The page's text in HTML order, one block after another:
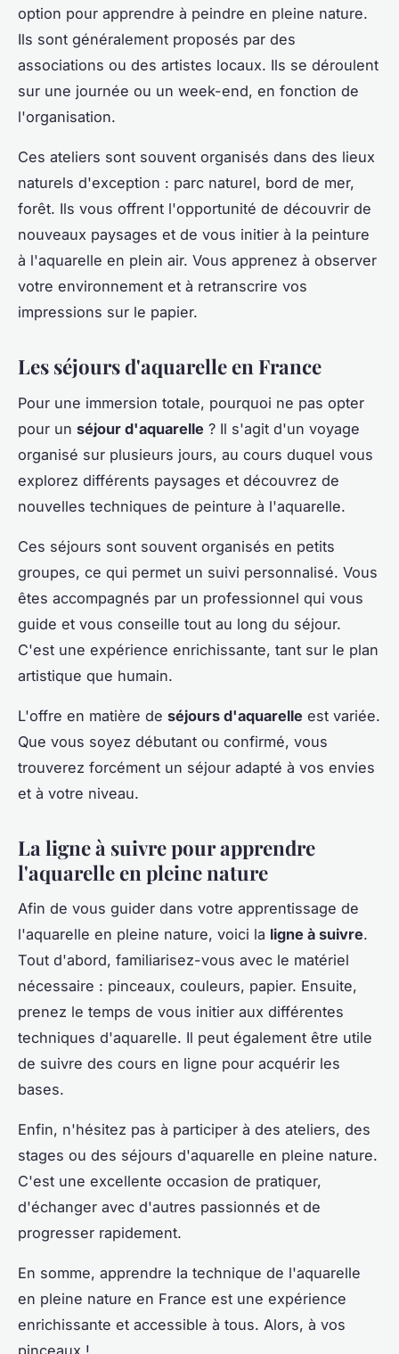
option pour apprendre à peindre en pleine nature.
Ils sont généralement proposés par des
associations ou des artistes locaux. Ils se déroulent
sur une journée ou un week-end, en fonction de
l'organisation.
Ces ateliers sont souvent organisés dans des lieux
naturels d'exception : parc naturel, bord de mer,
forêt. Ils vous offrent l'opportunité de découvrir de
nouveaux paysages et de vous initier à la peinture
à l'aquarelle en plein air. Vous apprenez à observer
votre environnement et à retranscrire vos
impressions sur le papier.
Les séjours d'aquarelle en France
Pour une immersion totale, pourquoi ne pas opter
pour un séjour d'aquarelle ? Il s'agit d'un voyage
organisé sur plusieurs jours, au cours duquel vous
explorez différents paysages et découvrez de
nouvelles techniques de peinture à l'aquarelle.
Ces séjours sont souvent organisés en petits
groupes, ce qui permet un suivi personnalisé. Vous
êtes accompagnés par un professionnel qui vous
guide et vous conseille tout au long du séjour.
C'est une expérience enrichissante, tant sur le plan
artistique que humain.
L'offre en matière de séjours d'aquarelle est variée.
Que vous soyez débutant ou confirmé, vous
trouverez forcément un séjour adapté à vos envies
et à votre niveau.
La ligne à suivre pour apprendre
l'aquarelle en pleine nature
Afin de vous guider dans votre apprentissage de
l'aquarelle en pleine nature, voici la ligne à suivre.
Tout d'abord, familiarisez-vous avec le matériel
nécessaire : pinceaux, couleurs, papier. Ensuite,
prenez le temps de vous initier aux différentes
techniques d'aquarelle. Il peut également être utile
de suivre des cours en ligne pour acquérir les
bases.
Enfin, n'hésitez pas à participer à des ateliers, des
stages ou des séjours d'aquarelle en pleine nature.
C'est une excellente occasion de pratiquer,
d'échanger avec d'autres passionnés et de
progresser rapidement.
En somme, apprendre la technique de l'aquarelle
en pleine nature en France est une expérience
enrichissante et accessible à tous. Alors, à vos